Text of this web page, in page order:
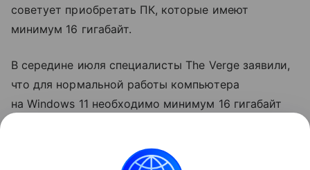
советует приобретать ПК, которые имеют
минимум 16 гигабайт.
В середине июля специалисты The Verge заявили,
что для нормальной работы компьютера
на Windows 11 необходимо минимум 16 гигабайт
Laptop, который имеет всего 8 гигабайт памяти.